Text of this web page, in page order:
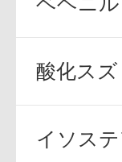
ご利
酸化スズ
イソス